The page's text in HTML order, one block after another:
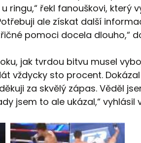
ringu,“ řekl fanouškovi, který
ale získat další
pomoci docela dlouho,“
jak tvrdou bitvu musel
vždycky sto procent.
za skvělý zápas. Věděl
jsem to ale ukázal,“ vyhlásil